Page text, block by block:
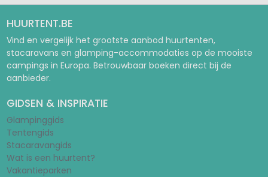
HUURTENT.BE
Vind en vergelijk het grootste aanbod huurtenten,
stacaravans en glamping-accommodaties op de mooiste
campings in Europa. Betrouwbaar boeken direct bij de
aanbieder.
GIDSEN & INSPIRATIE
Glampinggids
Tentengids
Stacaravangids
Wat is een huurtent?
Vakantieparken